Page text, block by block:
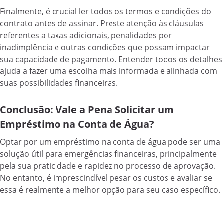
Finalmente, é crucial ler todos os termos e condições do
contrato antes de assinar. Preste atenção às cláusulas
referentes a taxas adicionais, penalidades por
inadimplência e outras condições que possam impactar
sua capacidade de pagamento. Entender todos os detalhes
ajuda a fazer uma escolha mais informada e alinhada com
suas possibilidades financeiras.
Conclusão: Vale a Pena Solicitar um
Empréstimo na Conta de Água?
Optar por um empréstimo na conta de água pode ser uma
solução útil para emergências financeiras, principalmente
pela sua praticidade e rapidez no processo de aprovação.
No entanto, é imprescindível pesar os custos e avaliar se
essa é realmente a melhor opção para seu caso específico.